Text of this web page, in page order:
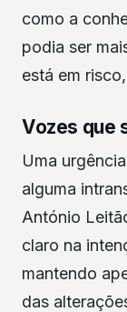
como a
podia ser
está em
Vozes que
Uma
alguma
António
claro na
mantendo
das